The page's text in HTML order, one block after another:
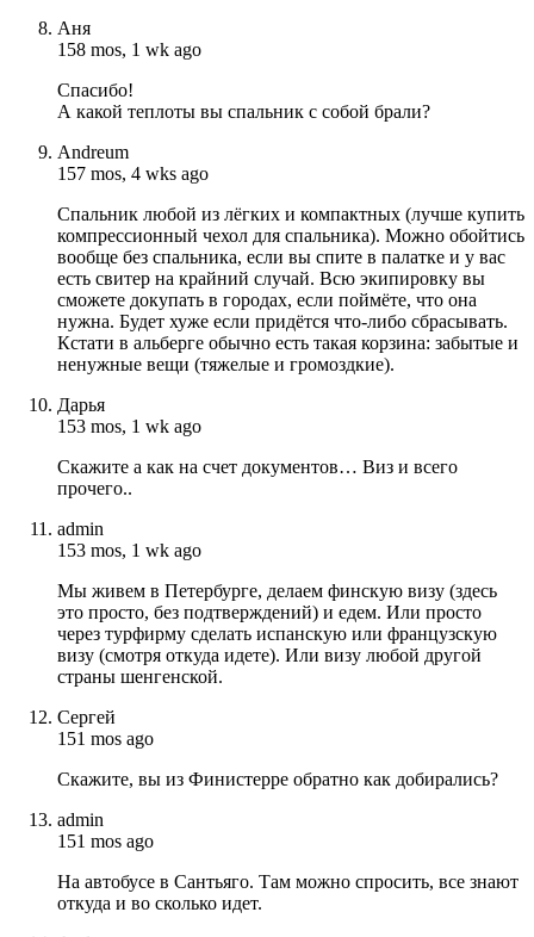
Аня
158 mos, 1 wk ago
Спасибо!
А какой теплоты вы спальник с собой брали?
Andreum
157 mos, 4 wks ago
Спальник любой из лёгких и компактных (лучше купить
компрессионный чехол для спальника). Можно обойтись
вообще без спальника, если вы спите в палатке и у вас
есть свитер на крайний случай. Всю экипировку вы
сможете докупать в городах, если поймёте, что она
нужна. Будет хуже если придётся что-либо сбрасывать.
Кстати в альберге обычно есть такая корзина: забытые и
ненужные вещи (тяжелые и громоздкие).
Дарья
153 mos, 1 wk ago
Скажите а как на счет документов… Виз и всего
прочего..
admin
153 mos, 1 wk ago
Мы живем в Петербурге, делаем финскую визу (здесь
это просто, без подтверждений) и едем. Или просто
через турфирму сделать испанскую или французскую
визу (смотря откуда идете). Или визу любой другой
страны шенгенской.
Сергей
151 mos ago
Скажите, вы из Финистерре обратно как добирались?
admin
151 mos ago
На автобусе в Сантьяго. Там можно спросить, все знают
откуда и во сколько идет.